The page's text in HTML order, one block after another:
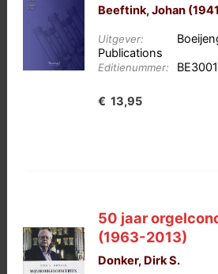
Beeftink, Johan
Uitgever:
Publications
Editienummer: BE3001
€ 13,95
50 jaar
(1963-2013)
Donker, Dirk S.